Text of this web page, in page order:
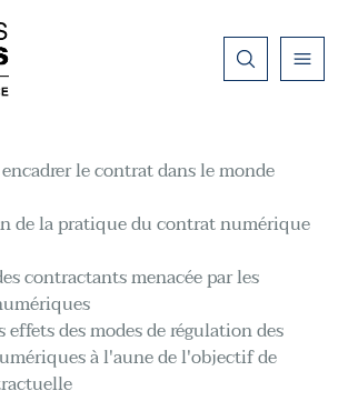
le contrat dans le monde
de la pratique du contrat numérique
contractants menacée par les
effets des modes de régulation des
à l'aune de l'objectif de